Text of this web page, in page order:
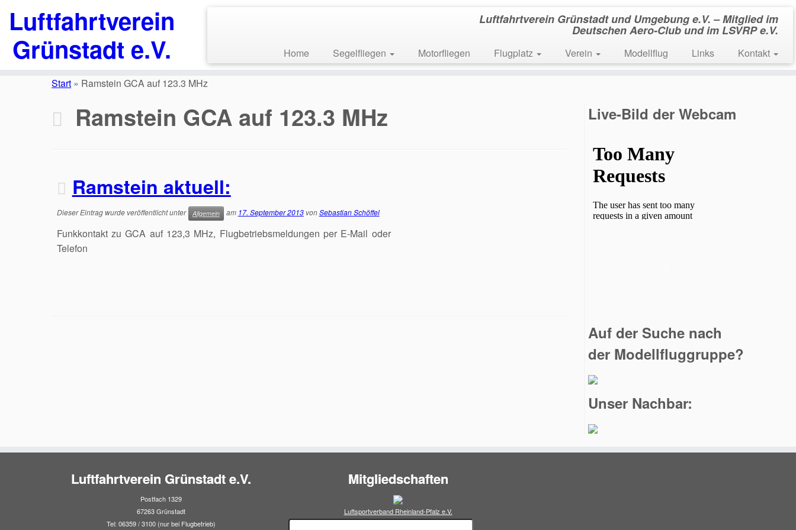
Luftfahrtverein
Grünstadt e.V.
Luftfahrtverein Grünstadt und Umgebung e.V. – Mitglied im
Deutschen Aero-Club und im LSVRP e.V.
Home Segelfliegen Motorfliegen Flugplatz Verein Modellflug Links Kontakt
Start » Ramstein GCA auf 123.3 MHz
Ramstein GCA auf 123.3 MHz
Ramstein aktuell:
Dieser Eintrag wurde veröffentlicht unter Allgemein am 17. September 2013 vonSebastian Schöffel
Funkkontakt zu GCA auf 123,3 MHz, Flugbetriebsmeldungen per E-Mail oder
Telefon
Live-Bild der Webcam
Auf der Suche nach
der Modellfluggruppe?
Unser Nachbar:
Luftfahrtverein Grünstadt e.V.
Postfach 1329
67263 Grünstadt
Tel: 06359 / 3100 (nur bei Flugbetrieb)
Mitgliedschaften
Luftsportverband Rheinland-Pfalz e.V.
Suchen